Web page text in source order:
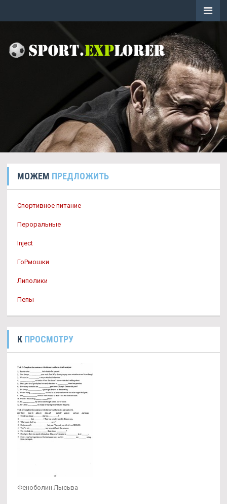
МОЖЕМ ПРЕДЛОЖИТЬ
Спортивное питание
Пероральные
Inject
ГоРмошки
Липолики
Пепы
К ПРОСМОТРУ
Феноболин Лысьва